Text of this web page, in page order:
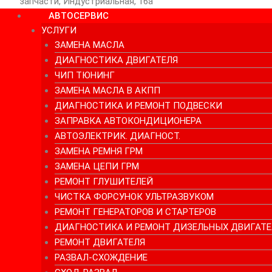
АВТОСЕРВИС
УСЛУГИ
ЗАМЕНА МАСЛА
ДИАГНОСТИКА ДВИГАТЕЛЯ
ЧИП ТЮНИНГ
ЗАМЕНА МАСЛА В АКПП
ДИАГНОСТИКА И РЕМОНТ ПОДВЕСКИ
ЗАПРАВКА АВТОКОНДИЦИОНЕРА
АВТОЭЛЕКТРИК. ДИАГНОСТ.
ЗАМЕНА РЕМНЯ ГРМ
ЗАМЕНА ЦЕПИ ГРМ
РЕМОНТ ГЛУШИТЕЛЕЙ
ЧИСТКА ФОРСУНОК УЛЬТРАЗВУКОМ
РЕМОНТ ГЕНЕРАТОРОВ И СТАРТЕРОВ
ДИАГНОСТИКА И РЕМОНТ ДИЗЕЛЬНЫХ
РЕМОНТ ДВИГАТЕЛЯ
РАЗВАЛ-СХОЖДЕНИЕ